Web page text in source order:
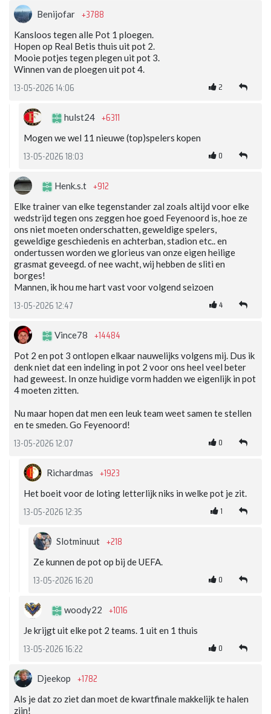
Benijofar +3788
Kansloos tegen alle Pot 1 ploegen.
Hopen op Real Betis thuis uit pot 2.
Mooie potjes tegen plegen uit pot 3.
Winnen van de ploegen uit pot 4.
13-05-2026 14:06 2
hulst24 +6311
Mogen we wel 11 nieuwe (top)spelers kopen
13-05-2026 18:03 0
Henk.s.t +912
Elke trainer van elke tegenstander zal zoals altijd voor elke
wedstrijd tegen ons zeggen hoe goed Feyenoord is, hoe ze
ons niet moeten onderschatten, geweldige spelers,
geweldige geschiedenis en achterban, stadion etc.. en
ondertussen worden we glorieus van onze eigen heilige
grasmat geveegd. of nee wacht, wij hebben de sliti en
borges!
Mannen, ik hou me hart vast voor volgend seizoen
13-05-2026 12:47 4
Vince78 +14484
Pot 2 en pot 3 ontlopen elkaar nauwelijks volgens mij. Dus ik
denk niet dat een indeling in pot 2 voor ons heel veel beter
had geweest. In onze huidige vorm hadden we eigenlijk in pot
4 moeten zitten.
Nu maar hopen dat men een leuk team weet samen te stellen
en te smeden. Go Feyenoord!
13-05-2026 12:07 0
Richardmas +1923
Het boeit voor de loting letterlijk niks in welke pot je zit.
13-05-2026 12:35 1
Slotminuut +218
Ze kunnen de pot op bij de UEFA.
13-05-2026 16:20 0
woody22 +1016
Je krijgt uit elke pot 2 teams. 1 uit en 1 thuis
13-05-2026 16:22 0
Djeekop +1782
Als je dat zo ziet dan moet de kwartfinale makkelijk te halen
zijn!